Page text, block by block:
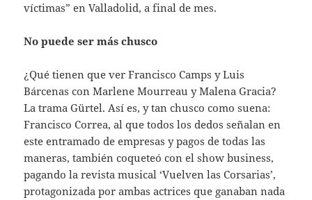
víctimas” en Valladolid, a final de mes.
No puede ser más chusco
¿Qué tienen que ver Francisco Camps y Luis
Bárcenas con Marlene Mourreau y Malena Gracia?
La trama Gürtel. Así es, y tan chusco como suena:
Francisco Correa, al que todos los dedos señalan en
este entramado de empresas y pagos de todas las
maneras, también coqueteó con el show business,
pagando la revista musical ‘Vuelven las Corsarias’,
protagonizada por ambas actrices que ganaban nada